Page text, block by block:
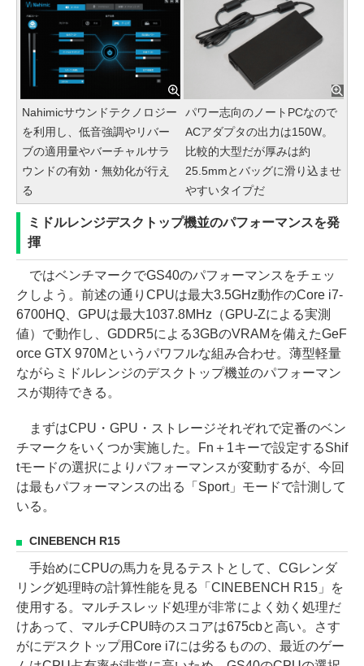
Nahimicサウンドテクノロジー
を利用し、低音強調やリバー
ブの適用量やバーチャルサラ
ウンドの有効・無効化が行え
る
パワー志向のノートPCなので
ACアダプタの出力は150W。
比較的大型だが厚みは約
25.5mmとバッグに滑り込ませ
やすいタイプだ
ミドルレンジデスクトップ機並のパフォーマンスを発
揮
ではベンチマークでGS40のパフォーマンスをチェッ
クしよう。前述の通りCPUは最大3.5GHz動作のCore i7-
6700HQ、GPUは最大1037.8MHz（GPU-Zによる実測
値）で動作し、GDDR5による3GBのVRAMを備えたGeF
orce GTX 970Mというパワフルな組み合わせ。薄型軽量
ながらミドルレンジのデスクトップ機並のパフォーマン
スが期待できる。
まずはCPU・GPU・ストレージそれぞれで定番のベン
チマークをいくつか実施した。Fn＋1キーで設定するShif
tモードの選択によりパフォーマンスが変動するが、今回
は最もパフォーマンスの出る「Sport」モードで計測して
いる。
CINEBENCH R15
手始めにCPUの馬力を見るテストとして、CGレンダ
リング処理時の計算性能を見る「CINEBENCH R15」を
使用する。マルチスレッド処理が非常によく効く処理だ
けあって、マルチCPU時のスコアは675cbと高い。さす
がにデスクトップ用Core i7には劣るものの、最近のゲー